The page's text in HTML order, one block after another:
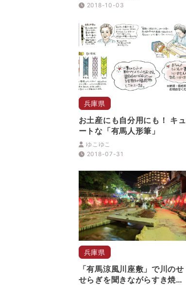
2018-10-03
兵庫県
お土産にも自分用にも！ キュ
ートな「有馬人形筆」
ゆこゆこ
2018-07-31
兵庫県
「有馬涼風川座敷」で川のせ
せらぎを聞きながらすき焼き